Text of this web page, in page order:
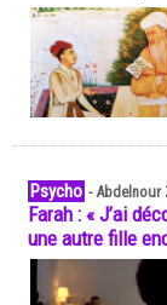
Psycho -Abdelnour
Farah : « J’ai
une autre fille